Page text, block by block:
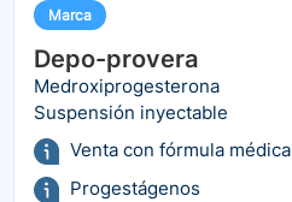
Marca
Depo-provera
Medroxiprogesterona
Suspensión inyectable
Venta con fórmula médica
Progestágenos